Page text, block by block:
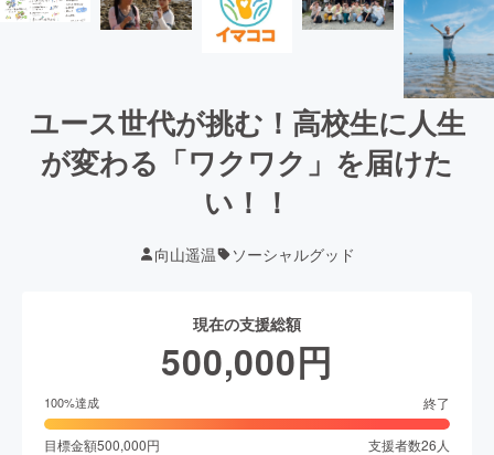
ユース世代が挑む！高校生に人生
が変わる「ワクワク」を届けた
い！！
向山遥温 ソーシャルグッド
現在の支援総額
500,000円
100%達成 終了
目標金額500,000円 支援者数26 人